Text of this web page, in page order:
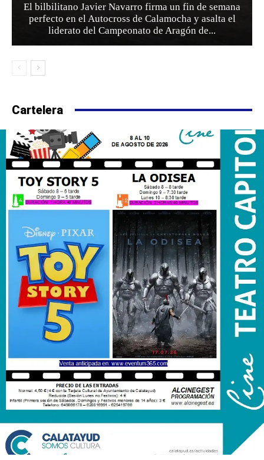
El bilbilitano Javier Navarro firma un fin de semana
perfecto en el Autocross de Calamocha y asalta el
liderato del Campeonato de Aragón de...
Cartelera